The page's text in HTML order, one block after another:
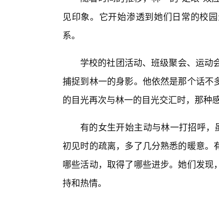
见印象。它开始渗透到她们日常的校
系。
学校的社团活动、班级聚会、运动
捕捉到林一的身影。他依然是那个话
的目光再次与林一的目光交汇时，那种
有的女生开始主动与林一打招呼，
初见时的疏离，多了几分熟悉的暖意
哪些活动，取得了哪些进步。她们发
持和热情。